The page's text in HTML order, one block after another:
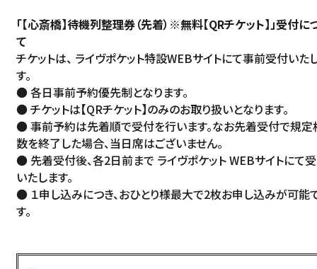
「【心斎橋】待機列整理券（先着）※無料【QRチケット】」受付に
て
チケットは、 ライヴポケット特設WEBサイトにて事前受付いた
す。
● 各日事前予約優先制となります。
● チケットは【QRチケット】のみのお取り扱いとなります。
● 事前予約は先着順で受付を行います。なお先着受付で規定
数を終了した場合、当日席はございません。
● 先着受付後、各2日前まで ライヴポケット WEBサイトにて
いたします。
● １申し込みにつき、おひとり様最大で2枚お申し込みが可能
す。